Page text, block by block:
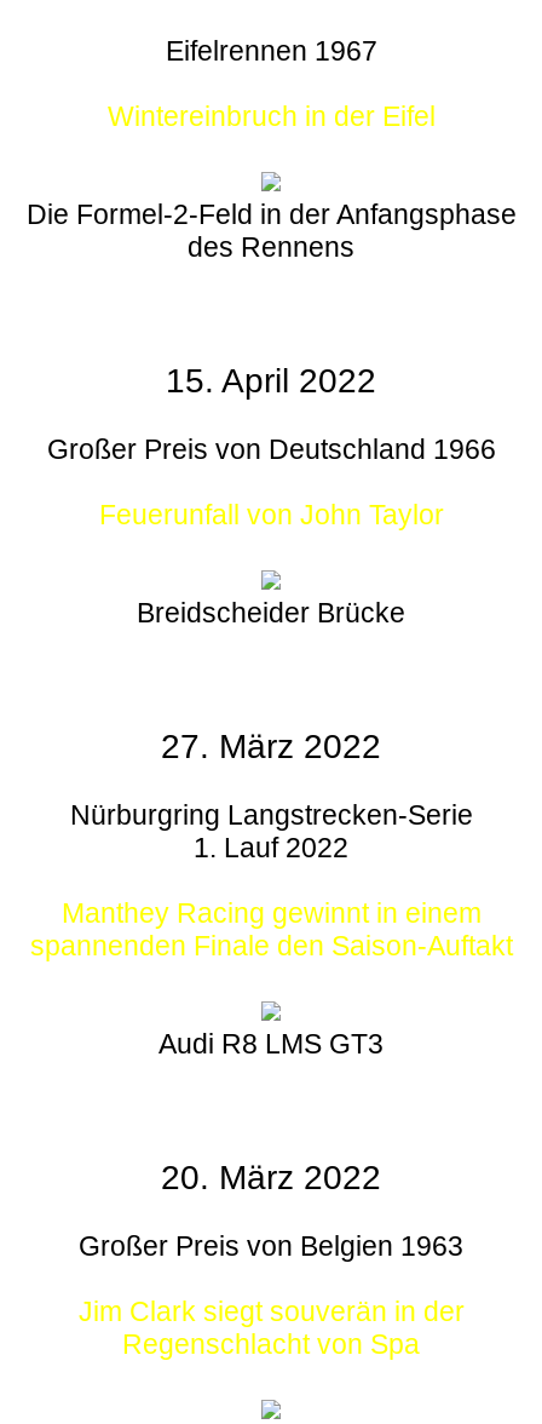
Eifelrennen 1967
Wintereinbruch in der Eifel
Die Formel-2-Feld in der Anfangsphase
des Rennens
15. April 2022
Großer Preis von Deutschland 1966
Feuerunfall von John Taylor
Breidscheider Brücke
27. März 2022
Nürburgring Langstrecken-Serie
1. Lauf 2022
Manthey Racing gewinnt in einem
spannenden Finale den Saison-Auftakt
Audi R8 LMS GT3
20. März 2022
Großer Preis von Belgien 1963
Jim Clark siegt souverän in der
Regenschlacht von Spa